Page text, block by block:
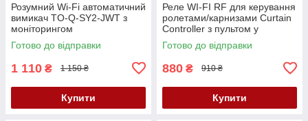
Розумний Wi-Fi автоматичний
вимикач TO-Q-SY2-JWT з
моніторингом
енергоспоживання Tuya
Smart Life
Готово до відправки
1 110 ₴ 1 150 ₴
Купити
Реле WI-FI RF для керування
ролетами/карнизами Curtain
Controller з пультом у
комплекті
Готово до відправки
880 ₴ 910 ₴
Купити